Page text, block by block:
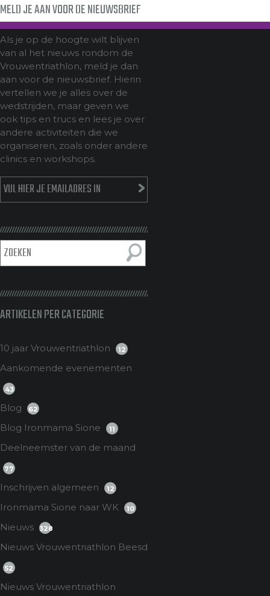
MELD JE AAN VOOR DE NIEUWSBRIEF
Als je op de hoogte wilt blijven
van al het nieuws rondom de
Vrouwentriathlon, meld je dan
aan voor de nieuwsbrief. Hierin
vertellen we je alles over de
wedstrijden, maar geven we
ook tips en trucs en lees je over
andere activiteiten die we
organiseren, zoals onder andere
clinics en workshops.
ARTIKELEN PER CATEGORIE
10 jaar Vrouwentriathlon 12
Aankomende evenementen
43
Blog 62
Blog Ironmama Sione 11
Deelneemster van de maand
77
Inschrijven algemeen 12
Ironmama Sione naar WK 10
Nieuws 328
Nieuws Vrouwentriathlon Beesd
52
Nieuws Vrouwentriathlon